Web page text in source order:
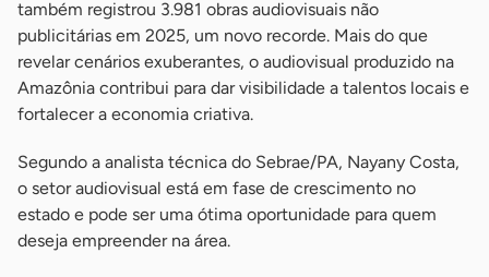
também registrou 3.981 obras audiovisuais não
publicitárias em 2025, um novo recorde. Mais do que
revelar cenários exuberantes, o audiovisual produzido na
Amazônia contribui para dar visibilidade a talentos locais e
fortalecer a economia criativa.
Segundo a analista técnica do Sebrae/PA, Nayany Costa,
o setor audiovisual está em fase de crescimento no
estado e pode ser uma ótima oportunidade para quem
deseja empreender na área.